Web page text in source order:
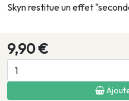
Skyn restitue un effet
9,90 €